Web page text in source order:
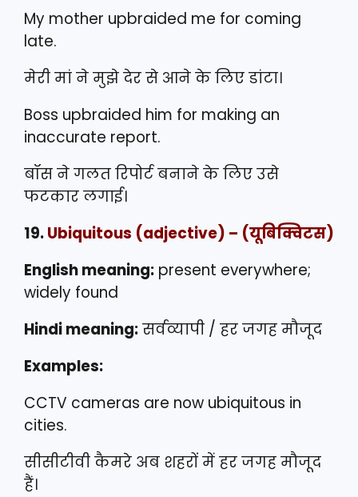
My mother upbraided me for coming
late.
मेरी मां ने मुझे देर से आने के लिए डांटा।
Boss upbraided him for making an
inaccurate report.
बॉस ने गलत रिपोर्ट बनाने के लिए उसे
फटकार लगाई।
19.Ubiquitous (adjective) – (यूबिक्विटस)
English meaning: present everywhere;
widely found
Hindi meaning:सर्वव्यापी / हर जगह मौजूद
Examples:
CCTV cameras are now ubiquitous in
cities.
सीसीटीवी कैमरे अब शहरों में हर जगह मौजूद
हैं।